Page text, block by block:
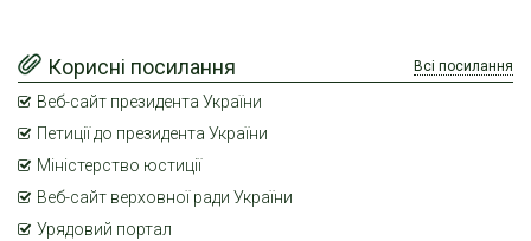
Корисні посилання Всі посилання
Веб-сайт президента України
Петиції до президента України
Міністерство юстиції
Веб-сайт верховної ради України
Урядовий портал